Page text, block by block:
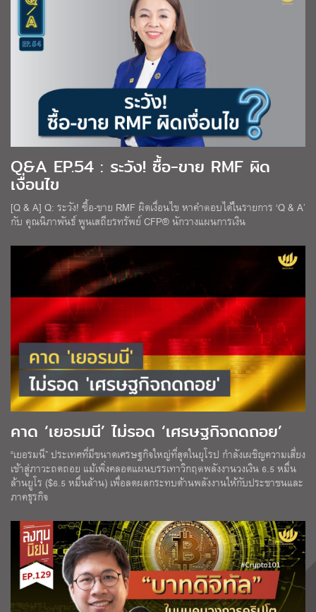
Q&A EP.54 : ระวัง! ซื้อ-ขาย RMF ผิด
เงื่อนไข
[Q & A] Q: ระวัง! ซื้อ-ขาย RMF ผิดเงื่อนไข หาคำตอบได้ในรายการ ‘Q & A’
กับ คุณนิภาพันธ์ พูนเสถียรทรัพย์ CFP® นักวางแผนการเงิน
คาด ‘เยอรมนี’ ไม่รอด ‘เศรษฐกิจถดถอย’
“เยอรมนี” ประเทศที่มีขนาดเศรษฐกิจใหญ่ที่สุดในยุโรป กำลังเผชิญความเสี่ยง
เข้าสู่ภาวะถดถอย แม้เพิ่งคลอดแผนบรรเทาวิกฤตพลังงานวงเงิน 6.5 หมื่น
ล้านยูโร ($6.5 หมื่นล้าน) เพื่อลดผลกระทบด้านพลังงานให้กับประชาชนและ
ภาคธุรกิจ